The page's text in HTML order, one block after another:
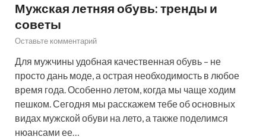
Мужская летняя обувь: тренды и
советы
Оставьте комментарий
Для мужчины удобная качественная обувь – не
просто дань моде, а острая необходимость в любое
время года. Особенно летом, когда мы чаще ходим
пешком. Сегодня мы расскажем тебе об основных
видах мужской обуви на лето, а также поделимся
нюансами ее…